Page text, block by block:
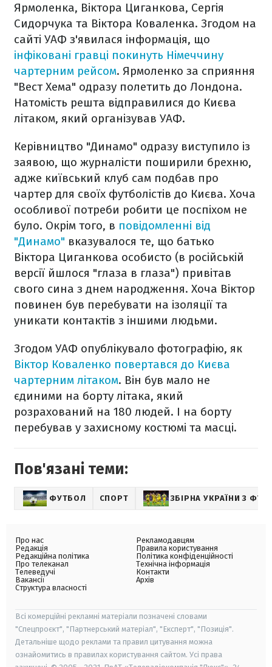
Ярмоленка, Віктора Циганкова, Сергія
Сидорчука та Віктора Коваленка. Згодом на
сайті УАФ з'явилася інформація, що
інфіковані гравці покинуть Німеччину
чартерним рейсом. Ярмоленко за сприяння
"Вест Хема" одразу полетить до Лондона.
Натомість решта відправилися до Києва
літаком, який організував УАФ.
Керівництво "Динамо" одразу виступило із
заявою, що журналісти поширили брехню,
адже київський клуб сам подбав про
чартер для своїх футболістів до Києва. Хоча
особливої потреби робити це поспіхом не
було. Окрім того, в повідомленні від
"Динамо" вказувалося те, що батько
Віктора Циганкова особисто (в російській
версії йшлося "глаза в глаза") привітав
свого сина з днем народження. Хоча Віктор
повинен був перебувати на ізоляції та
уникати контактів з іншими людьми.
Згодом УАФ опублікувало фотографію, як
Віктор Коваленко повертався до Києва
чартерним літаком. Він був мало не
єдиними на борту літака, який
розрахований на 180 людей. І на борту
перебував у захисному костюмі та масці.
Пов'язані теми:
ФУТБОЛ СПОРТ ЗБІРНА УКРАЇНИ З
Про нас
Редакція
Редакційна політика
Про телеканал
Телеведучі
Вакансії
Структура власності
Рекламодавцям
Правила користування
Політика конфіденційності
Технічна інформація
Контакти
Архів
Всі комерційні рекламні матеріали позначені словами
"Спецпроєкт", "Партнерський матеріал", "Експерт", "Позиція".
Детальніше щодо реклами та правил цитування можна
ознайомитись в правилах користування сайтом. Усі права